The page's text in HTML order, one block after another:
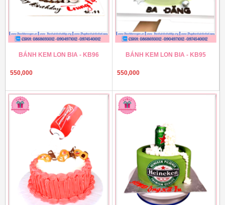
BÁNH KEM LON BIA - KB96
550,000
BÁNH KEM LON BIA - KB95
550,000